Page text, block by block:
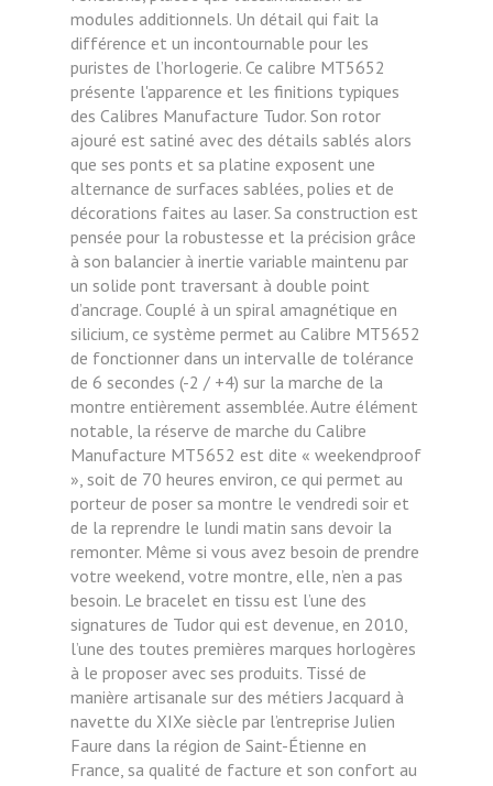
modules additionnels. Un détail qui fait la
différence et un incontournable pour les
puristes de l’horlogerie. Ce calibre MT5652
présente l'apparence et les finitions typiques
des Calibres Manufacture Tudor. Son rotor
ajouré est satiné avec des détails sablés alors
que ses ponts et sa platine exposent une
alternance de surfaces sablées, polies et de
décorations faites au laser. Sa construction est
pensée pour la robustesse et la précision grâce
à son balancier à inertie variable maintenu par
un solide pont traversant à double point
d’ancrage. Couplé à un spiral amagnétique en
silicium, ce système permet au Calibre MT5652
de fonctionner dans un intervalle de tolérance
de 6 secondes (-2 / +4) sur la marche de la
montre entièrement assemblée. Autre élément
notable, la réserve de marche du Calibre
Manufacture MT5652 est dite « weekendproof
», soit de 70 heures environ, ce qui permet au
porteur de poser sa montre le vendredi soir et
de la reprendre le lundi matin sans devoir la
remonter. Même si vous avez besoin de prendre
votre weekend, votre montre, elle, n’en a pas
besoin. Le bracelet en tissu est l’une des
signatures de Tudor qui est devenue, en 2010,
l’une des toutes premières marques horlogères
à le proposer avec ses produits. Tissé de
manière artisanale sur des métiers Jacquard à
navette du XIXe siècle par l’entreprise Julien
Faure dans la région de Saint-Étienne en
France, sa qualité de facture et son confort au